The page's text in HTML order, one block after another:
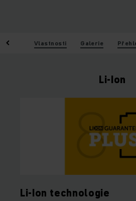
Vlastnosti Galerie
Li-Ion
Li-Ion technologie